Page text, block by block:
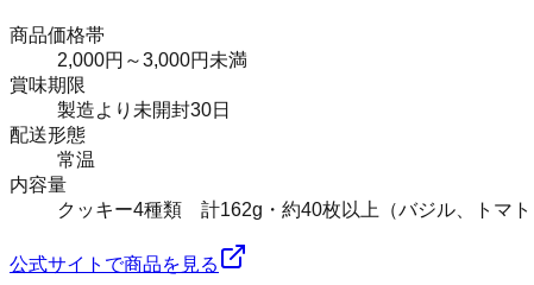
商品価格帯
2,000円～3,000円未満
賞味期限
製造より未開封30日
配送形態
常温
内容量
クッキー4種類 計162g・約40枚以上（バジル、トマ
公式サイトで商品を見る